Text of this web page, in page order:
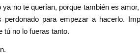
ya no te querían, porque también es
perdonado para empezar a hacerlo.
tú no lo fueras tanto.